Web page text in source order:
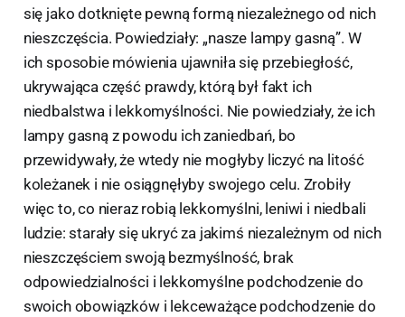
się jako dotknięte pewną formą niezależnego od nich
nieszczęścia. Powiedziały: „nasze lampy gasną”. W
ich sposobie mówienia ujawniła się przebiegłość,
ukrywająca część prawdy, którą był fakt ich
niedbalstwa i lekkomyślności. Nie powiedziały, że ich
lampy gasną z powodu ich zaniedbań, bo
przewidywały, że wtedy nie mogłyby liczyć na litość
koleżanek i nie osiągnęłyby swojego celu. Zrobiły
więc to, co nieraz robią lekkomyślni, leniwi i niedbali
ludzie: starały się ukryć za jakimś niezależnym od nich
nieszczęściem swoją bezmyślność, brak
odpowiedzialności i lekkomyślne podchodzenie do
swoich obowiązków i lekceważące podchodzenie do